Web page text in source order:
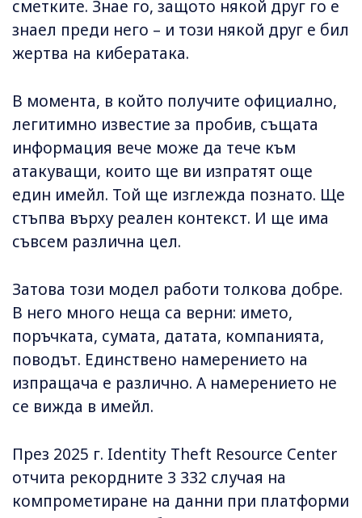
сметките. Знае го, защото някой друг го е
знаел преди него – и този някой друг е бил
жертва на кибератака.
В момента, в който получите официално,
легитимно известие за пробив, същата
информация вече може да тече към
атакуващи, които ще ви изпратят още
един имейл. Той ще изглежда познато. Ще
стъпва върху реален контекст. И ще има
съвсем различна цел.
Затова този модел работи толкова добре.
В него много неща са верни: името,
поръчката, сумата, датата, компанията,
поводът. Единствено намерението на
изпращача е различно. А намерението не
се вижда в имейл.
През 2025 г. Identity Theft Resource Center
отчита рекордните 3 332 случая на
компрометиране на данни при платформи